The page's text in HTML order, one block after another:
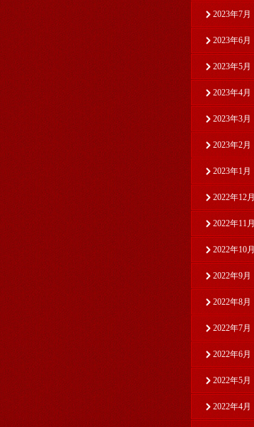
2023年7月
2023年6月
2023年5月
2023年4月
2023年3月
2023年2月
2023年1月
2022年12月
2022年11月
2022年10月
2022年9月
2022年8月
2022年7月
2022年6月
2022年5月
2022年4月